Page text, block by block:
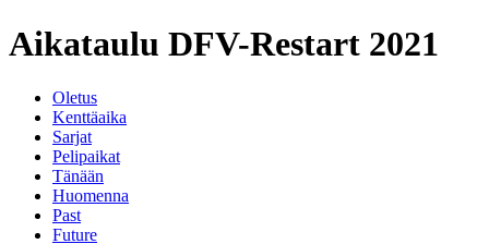
Aikataulu DFV-Restart 2021
Oletus
Kenttäaika
Sarjat
Pelipaikat
Tänään
Huomenna
Past
Future